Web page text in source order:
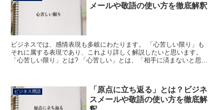
メールや敬語の使い方を徹底解釈
ビジネスでは、感情表現も多岐にわたります。 「心苦しい限り」も
それに属する表現であり、これより詳しく解説したいと思います。
「心苦しい限り」とは? 「心苦しい」とは、「相手に済まないと思
ビジネス用語
「原点に立ち返る」とは？ビジネ
スメールや敬語の使い方を徹底解